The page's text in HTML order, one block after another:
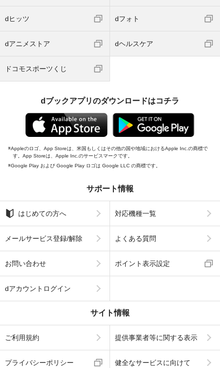
dヒッツ dフォト
dアニメストア dヘルスケア
ドコモスポーツくじ
dブックアプリのダウンロードはコチラ
Appleのロゴ、App Storeは、米国もしくはその他の国や地域におけるApple Inc.の商標で
す。App Storeは、Apple Inc.のサービスマークです。
Google Play および Google Play ロゴは Google LLC の商標です。
サポート情報
はじめての方へ 対応機種一覧
メールサービス登録/解除 よくある質問
お問い合わせ ポイント表示設定
dアカウントログイン
サイト情報
ご利用規約 提供事業者等に関する表示
プライバシーポリシー 健全なサービスに向けて